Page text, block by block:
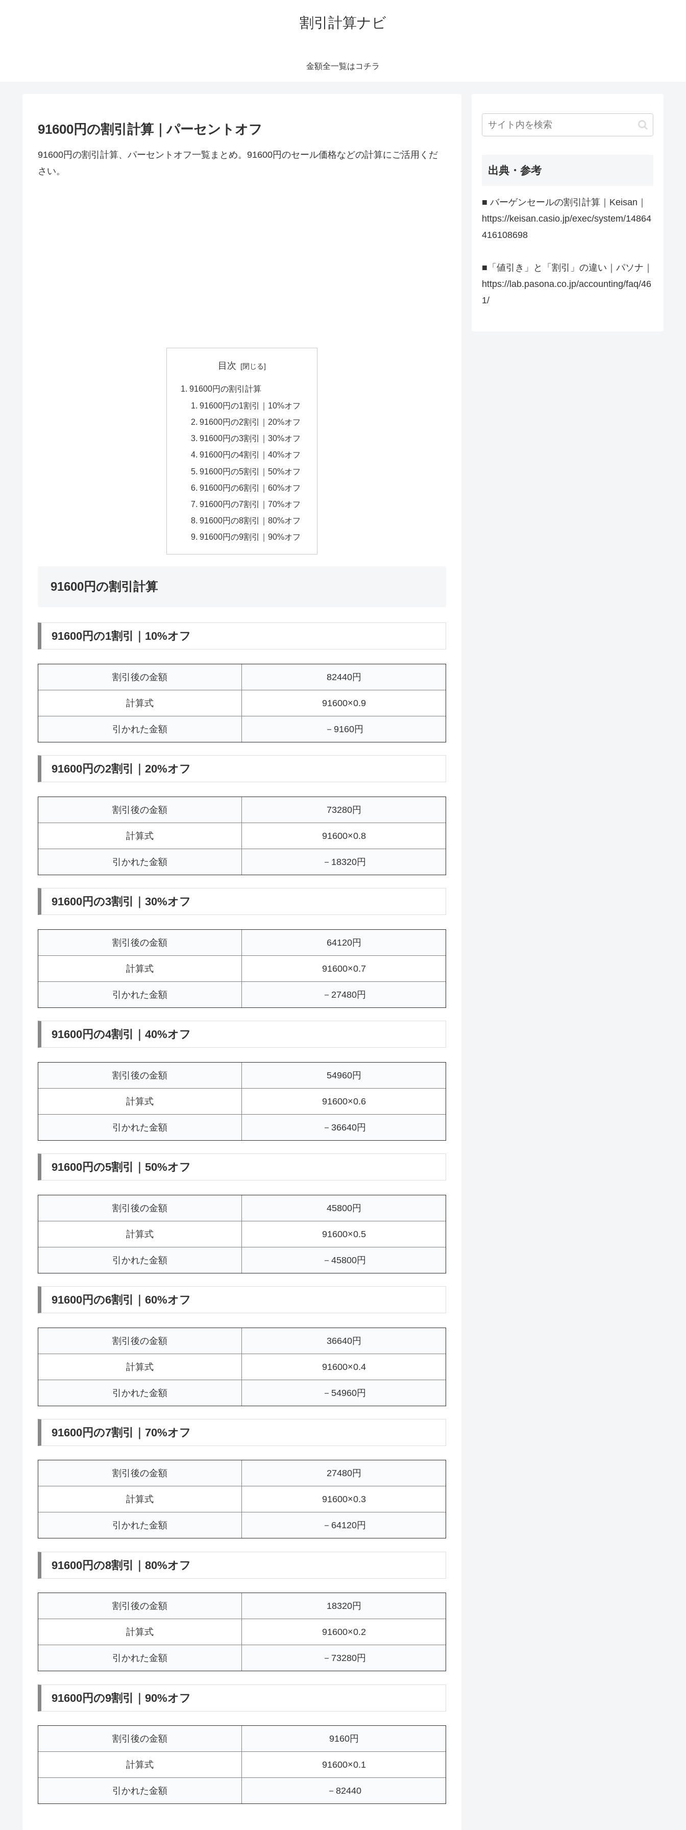
割引計算ナビ
金額全一覧はコチラ
91600円の割引計算｜パーセントオフ
91600円の割引計算、パーセントオフ一覧まとめ。91600円のセール価格などの計算にご活用くだ
さい。
目次
91600円の割引計算
91600円の1割引｜10%オフ
91600円の2割引｜20%オフ
91600円の3割引｜30%オフ
91600円の4割引｜40%オフ
91600円の5割引｜50%オフ
91600円の6割引｜60%オフ
91600円の7割引｜70%オフ
91600円の8割引｜80%オフ
91600円の9割引｜90%オフ
91600円の割引計算
91600円の1割引｜10%オフ
割引後の金額 82440円
計算式 91600×0.9
引かれた金額 －9160円
91600円の2割引｜20%オフ
割引後の金額 73280円
計算式 91600×0.8
引かれた金額 －18320円
91600円の3割引｜30%オフ
割引後の金額 64120円
計算式 91600×0.7
引かれた金額 －27480円
91600円の4割引｜40%オフ
割引後の金額 54960円
計算式 91600×0.6
引かれた金額 －36640円
91600円の5割引｜50%オフ
割引後の金額 45800円
計算式 91600×0.5
引かれた金額 －45800円
91600円の6割引｜60%オフ
割引後の金額 36640円
計算式 91600×0.4
引かれた金額 －54960円
91600円の7割引｜70%オフ
割引後の金額 27480円
計算式 91600×0.3
引かれた金額 －64120円
91600円の8割引｜80%オフ
割引後の金額 18320円
計算式 91600×0.2
引かれた金額 －73280円
91600円の9割引｜90%オフ
割引後の金額 9160円
計算式 91600×0.1
引かれた金額 －82440
出典・参考
■ バーゲンセールの割引計算｜Keisan｜
https://keisan.casio.jp/exec/system/14864
416108698
■「値引き」と「割引」の違い｜パソナ｜
https://lab.pasona.co.jp/accounting/faq/46
1/